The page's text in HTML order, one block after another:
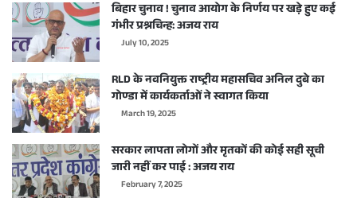
बिहार चुनाव ! चुनाव आयोग के निर्णय पर खड़े हुए कई
गंभीर प्रश्नचिन्ह: अजय राय
July 10, 2025
RLD के नवनियुक्त राष्ट्रीय महासचिव अनिल दुबे का
गोण्डा में कार्यकर्ताओं ने स्वागत किया
March 19, 2025
सरकार लापता लोगों और मृतकों की कोई सही सूची
जारी नहीं कर पाई : अजय राय
February 7, 2025